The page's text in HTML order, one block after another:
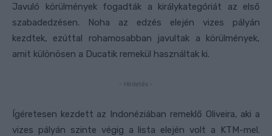
Javuló körülmények fogadták a királykategóriát az első
szabadedzésen. Noha az edzés elején vizes pályán
kezdtek, ezúttal rohamosabban javultak a körülmények,
amit különösen a Ducatik remekül használtak ki.
- Hirdetés -
Ígéretesen kezdett az Indonéziában remeklő Oliveira, aki a
vizes pályán szinte végig a lista elején volt a KTM-mel.